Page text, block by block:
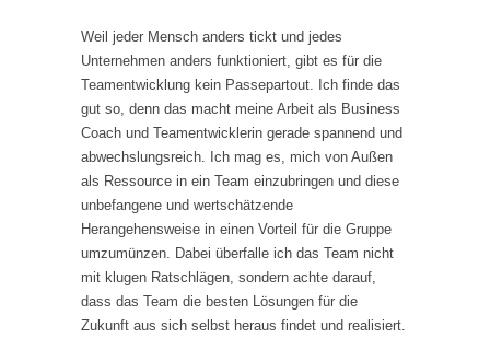
Weil jeder Mensch anders tickt und jedes
Unternehmen anders funktioniert, gibt es für die
Teamentwicklung kein Passepartout. Ich finde das
gut so, denn das macht meine Arbeit als Business
Coach und Teamentwicklerin gerade spannend und
abwechslungsreich. Ich mag es, mich von Außen
als Ressource in ein Team einzubringen und diese
unbefangene und wertschätzende
Herangehensweise in einen Vorteil für die Gruppe
umzumünzen. Dabei überfalle ich das Team nicht
mit klugen Ratschlägen, sondern achte darauf,
dass das Team die besten Lösungen für die
Zukunft aus sich selbst heraus findet und realisiert.